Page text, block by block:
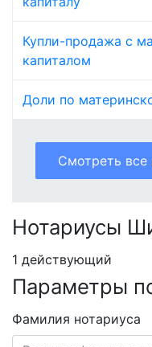
Купли-продажа с
капиталом
Доли по
Смотреть все
Нотариусы
1 действующий
Параметры
Фамилия нотариуса